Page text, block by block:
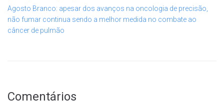
Agosto Branco: apesar dos avanços na oncologia de precisão,
não fumar continua sendo a melhor medida no combate ao
câncer de pulmão
Comentários